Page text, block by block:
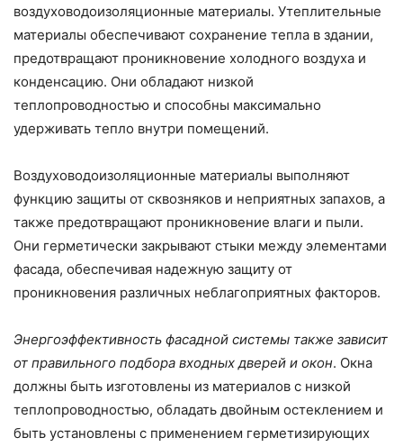
воздуховодоизоляционные материалы. Утеплительные
материалы обеспечивают сохранение тепла в здании,
предотвращают проникновение холодного воздуха и
конденсацию. Они обладают низкой
теплопроводностью и способны максимально
удерживать тепло внутри помещений.
Воздуховодоизоляционные материалы выполняют
функцию защиты от сквозняков и неприятных запахов, а
также предотвращают проникновение влаги и пыли.
Они герметически закрывают стыки между элементами
фасада, обеспечивая надежную защиту от
проникновения различных неблагоприятных факторов.
Энергоэффективность фасадной системы также зависит
от правильного подбора входных дверей и окон. Окна
должны быть изготовлены из материалов с низкой
теплопроводностью, обладать двойным остеклением и
быть установлены с применением герметизирующих